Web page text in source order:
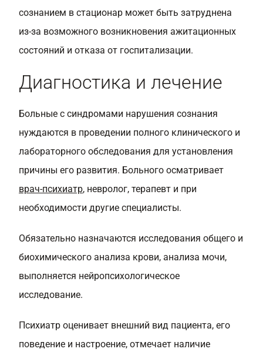
сознанием в стационар может быть затруднена
из-за возможного возникновения ажитационных
состояний и отказа от госпитализации.
Диагностика и лечение
Больные с синдромами нарушения сознания
нуждаются в проведении полного клинического и
лабораторного обследования для установления
причины его развития. Больного осматривает
врач-психиатр, невролог, терапевт и при
необходимости другие специалисты.
Обязательно назначаются исследования общего и
биохимического анализа крови, анализа мочи,
выполняется нейропсихологическое
исследование.
Психиатр оценивает внешний вид пациента, его
поведение и настроение, отмечает наличие